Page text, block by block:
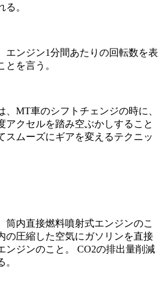
る。
エンジン1分間あたりの回転数を表
とを言う。
、MT車のシフトチェンジの時に、
アクセルを踏み空ぶかしすること
スムーズにギアを変えるテクニッ
筒内直接燃料噴射式エンジンのこ
の圧縮した空気にガソリンを直接
ンジンのこと。 CO2の排出量削減